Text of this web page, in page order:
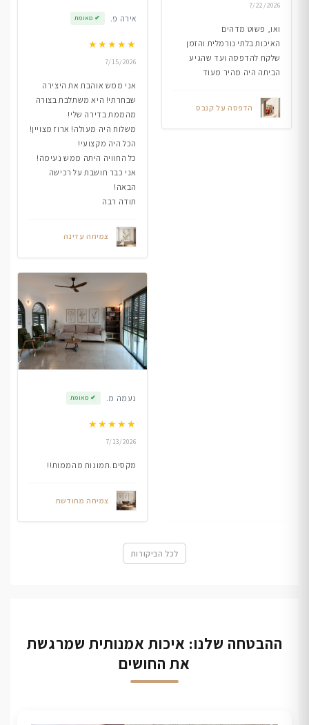
7/22/2026
ואו, פשוט מדהים
האיכות בלתי נורמלית והזמן
שלקח להדפסה ועד שהגיע
הביתה היה מהיר מעוד
הדפסה על קנבס
אירה פ. ✔ מאומת
★★★★★
7/15/2026
אני ממש אוהבת את היצירה
שבחרתי! היא משתלבת בצורה
מהממת בדירה שלי!
משלוח היה מעולה! ארוז מצויין!
הכל היה מקצועי!
כל החוויה היתה ממש נעימה!
אני כבר חושבת על רכישה
הבאה!
תודה רבה
צמיחה עדינה
נעמה מ. ✔ מאומת
★★★★★
7/13/2026
מקסים.תמונות מהממות!!
צמיחה מחודשת
לכל הביקורות
ההבטחה שלנו: איכות אמנותית שמרגשת
את החושים